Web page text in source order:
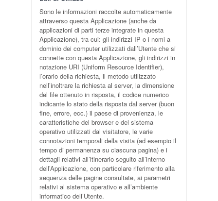
Sono le informazioni raccolte automaticamente
attraverso questa Applicazione (anche da
applicazioni di parti terze integrate in questa
Applicazione), tra cui: gli indirizzi IP o i nomi a
dominio dei computer utilizzati dall’Utente che si
connette con questa Applicazione, gli indirizzi in
notazione URI (Uniform Resource Identifier),
l’orario della richiesta, il metodo utilizzato
nell’inoltrare la richiesta al server, la dimensione
del file ottenuto in risposta, il codice numerico
indicante lo stato della risposta dal server (buon
fine, errore, ecc.) il paese di provenienza, le
caratteristiche del browser e del sistema
operativo utilizzati dal visitatore, le varie
connotazioni temporali della visita (ad esempio il
tempo di permanenza su ciascuna pagina) e i
dettagli relativi all’itinerario seguito all’interno
dell’Applicazione, con particolare riferimento alla
sequenza delle pagine consultate, ai parametri
relativi al sistema operativo e all’ambiente
informatico dell’Utente.